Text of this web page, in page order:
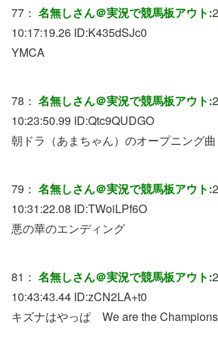
77： 名無しさん＠実況で競馬板アウト:
10:17:19.26 ID:K435dSJc0
YMCA
78： 名無しさん＠実況で競馬板アウト:
10:23:50.99 ID:Qtc9QUDGO
朝ドラ（あまちゃん）のオープニング曲
79： 名無しさん＠実況で競馬板アウト:
10:31:22.08 ID:TWoiLPf6O
悪の華のエンディング
81： 名無しさん＠実況で競馬板アウト:
10:43:43.44 ID:zCN2LA+t0
キズナはやっぱ We are the Champions